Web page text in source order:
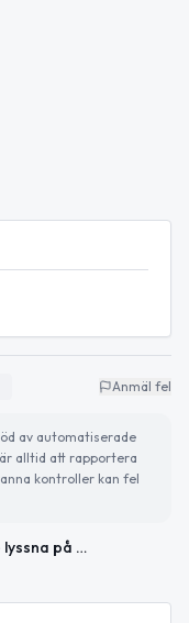
Anmäl fel
av automatiserade
alltid att rapportera
kontroller kan fel
Shared Reading – lyssna på novell och fika tillsammans